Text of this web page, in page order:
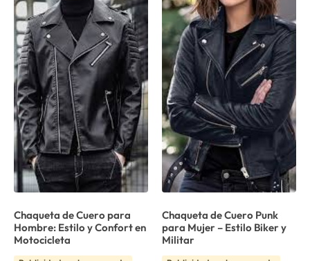
Chaqueta de Cuero para
Hombre: Estilo y Confort en
Motocicleta
Chaqueta de Cuero Punk
para Mujer – Estilo Biker y
Militar